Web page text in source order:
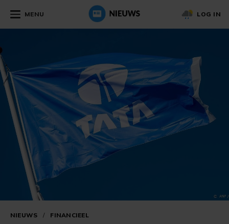
MENU LOG IN
NIEUWS / FINANCIEEL